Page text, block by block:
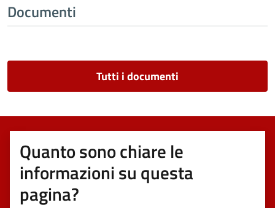
Documenti
Tutti i documenti
Quanto sono chiare le
informazioni su questa
pagina?